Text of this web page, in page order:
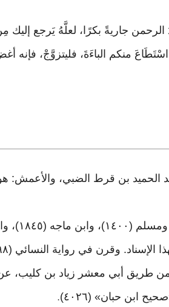
الرحمن جاريةً بكرًا، لعلَّهُ يَرجع
منكم الباءَةَ، فليتزوَّجْ، فإنه
الحميد بن قرط الضبي، والأعمش:
.